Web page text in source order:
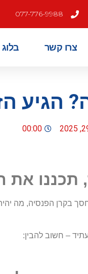
077-776-9988
צרו קשר בלוג
הגיע
00:00
, תכננו את
בקרן הפנסיה, מה
– חשוב להבין: